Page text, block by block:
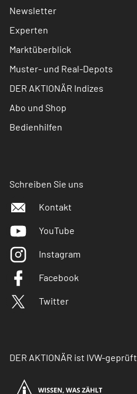
Newsletter
Experten
Marktüberblick
Muster- und Real-Depots
DER AKTIONÄR Indizes
Abo und Shop
Bedienhilfen
Schreiben Sie uns
Kontakt
YouTube
Instagram
Facebook
Twitter
DER AKTIONÄR ist IVW-geprüft